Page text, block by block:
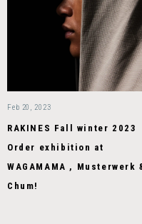
Feb 20, 2023
RAKINES Fall winter 2023
Order exhibition at
WAGAMAMA , Musterwerk
Chum!